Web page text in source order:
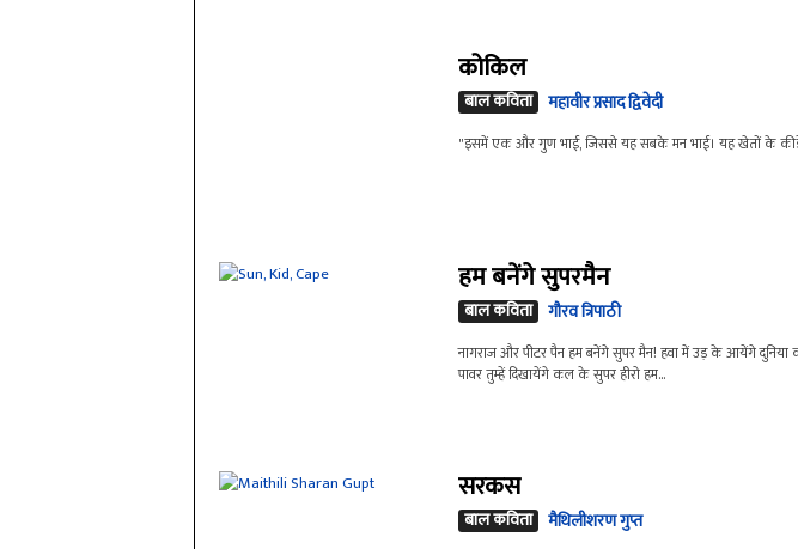
कोकिल
बाल कविता महावीर प्रसाद द्विवेदी
"इसमें एक और गुण भाई, जिससे यह सबके मन भाई। यह खेतों के कीड़े
हम बनेंगे सुपरमैन
बाल कविता गौरव त्रिपाठी
नागराज और पीटर पैन हम बनेंगे सुपर मैन! हवा में उड़ के आयेंगे
पावर तुम्हें दिखायेंगे कल के सुपर हीरो हम...
सरकस
बाल कविता मैथिलीशरण गुप्त